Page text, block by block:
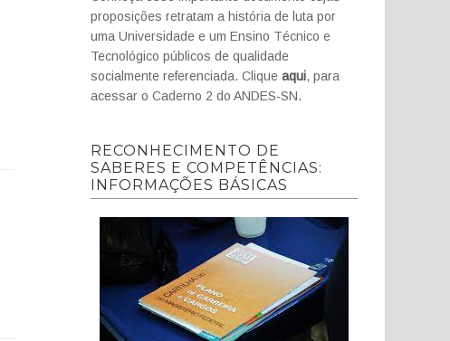
proposições retratam a história de luta por
uma Universidade e um Ensino Técnico e
Tecnológico públicos de qualidade
socialmente referenciada. Clique aqui, para
acessar o Caderno 2 do ANDES-SN.
RECONHECIMENTO DE
SABERES E COMPETÊNCIAS:
INFORMAÇÕES BÁSICAS